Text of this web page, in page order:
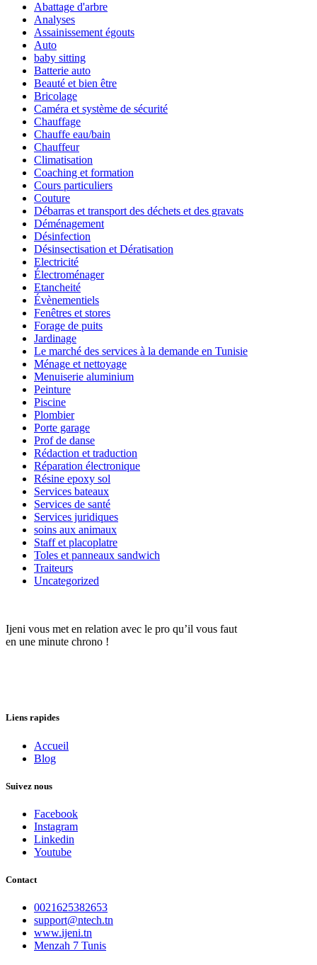
Abattage d'arbre
Analyses
Assainissement égouts
Auto
baby sitting
Batterie auto
Beauté et bien être
Bricolage
Caméra et système de sécurité
Chauffage
Chauffe eau/bain
Chauffeur
Climatisation
Coaching et formation
Cours particuliers
Couture
Débarras et transport des déchets et des gravats
Déménagement
Désinfection
Désinsectisation et Dératisation
Electricité
Électroménager
Etancheité
Évènementiels
Fenêtres et stores
Forage de puits
Jardinage
Le marché des services à la demande en Tunisie
Ménage et nettoyage
Menuiserie aluminium
Peinture
Piscine
Plombier
Porte garage
Prof de danse
Rédaction et traduction
Réparation électronique
Résine epoxy sol
Services bateaux
Services de santé
Services juridiques
soins aux animaux
Staff et placoplatre
Toles et panneaux sandwich
Traiteurs
Uncategorized
Ijeni vous met en relation avec le pro qu’il vous faut
en une minute chrono !
Liens rapides
Accueil
Blog
Suivez nous
Facebook
Instagram
Linkedin
Youtube
Contact
0021625382653
support@ntech.tn
www.ijeni.tn
Menzah 7 Tunis